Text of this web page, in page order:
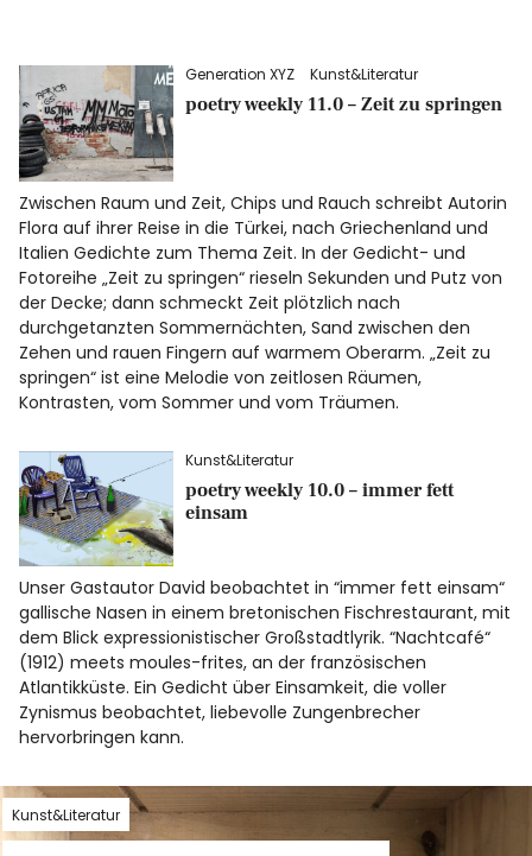
Generation XYZ Kunst&Literatur
poetry weekly 11.0 – Zeit zu springen
Zwischen Raum und Zeit, Chips und Rauch schreibt Autorin
Flora auf ihrer Reise in die Türkei, nach Griechenland und
Italien Gedichte zum Thema Zeit. In der Gedicht- und
Fotoreihe „Zeit zu springen“ rieseln Sekunden und Putz von
der Decke; dann schmeckt Zeit plötzlich nach
durchgetanzten Sommernächten, Sand zwischen den
Zehen und rauen Fingern auf warmem Oberarm. „Zeit zu
springen“ ist eine Melodie von zeitlosen Räumen,
Kontrasten, vom Sommer und vom Träumen.
Kunst&Literatur
poetry weekly 10.0 – immer fett
einsam
Unser Gastautor David beobachtet in “immer fett einsam“
gallische Nasen in einem bretonischen Fischrestaurant, mit
dem Blick expressionistischer Großstadtlyrik. “Nachtcafé“
(1912) meets moules-frites, an der französischen
Atlantikküste. Ein Gedicht über Einsamkeit, die voller
Zynismus beobachtet, liebevolle Zungenbrecher
hervorbringen kann.
Kunst&Literatur